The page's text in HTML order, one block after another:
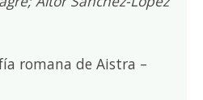
romana de Aistra –